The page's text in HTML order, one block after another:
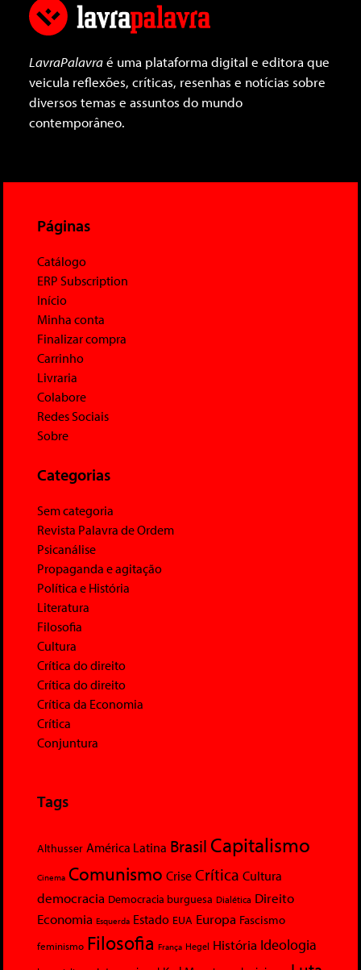
LavraPalavraé uma plataforma digital e editora que
veicula reflexões, críticas, resenhas e notícias sobre
diversos temas e assuntos do mundo
contemporâneo.
Páginas
Catálogo
ERP Subscription
Início
Minha conta
Finalizar compra
Carrinho
Livraria
Colabore
Redes Sociais
Sobre
Categorias
Sem categoria
Revista Palavra de Ordem
Psicanálise
Propaganda e agitação
Política e História
Literatura
Filosofia
Cultura
Crítica do direito
Crítica do direito
Crítica da Economia
Crítica
Conjuntura
Tags
Althusser América Latina Brasil Capitalismo
Cinema Comunismo Crise Crítica Cultura
democracia Democracia burguesa Dialética Direito
Economia Esquerda Estado EUA Europa Fascismo
feminismo Filosofia França Hegel História Ideologia